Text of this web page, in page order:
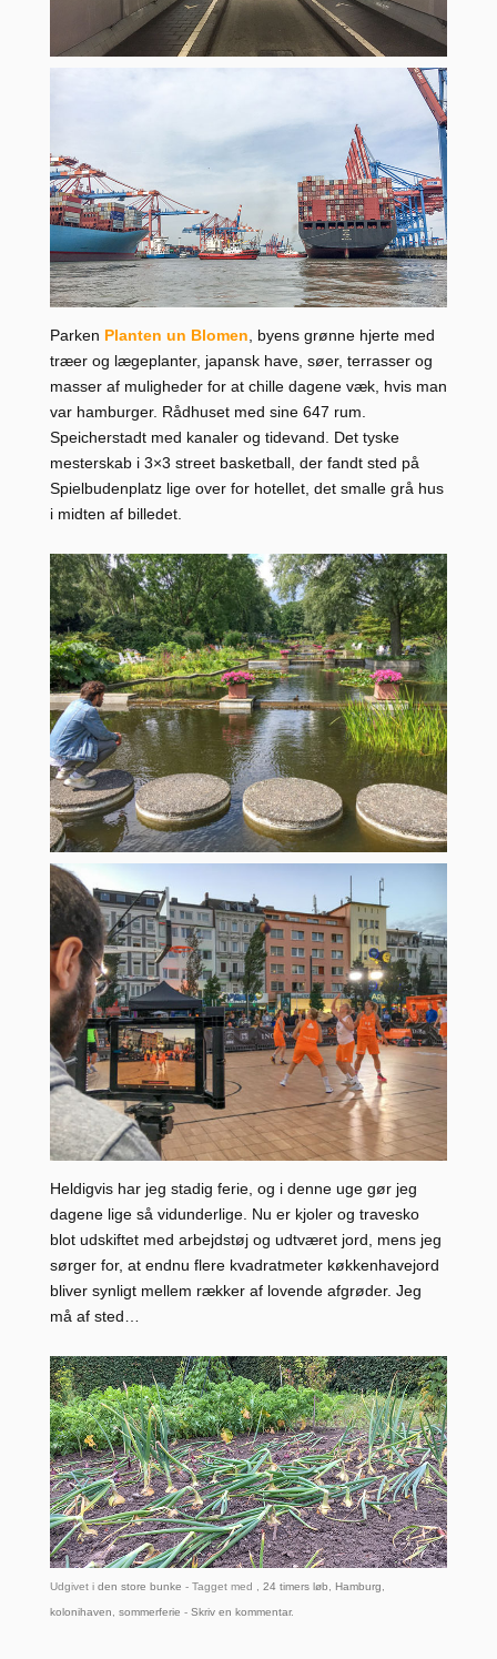
Parken Planten un Blomen, byens grønne hjerte med
træer og lægeplanter, japansk have, søer, terrasser og
masser af muligheder for at chille dagene væk, hvis man
var hamburger. Rådhuset med sine 647 rum.
Speicherstadt med kanaler og tidevand. Det tyske
mesterskab i 3×3 street basketball, der fandt sted på
Spielbudenplatz lige over for hotellet, det smalle grå hus
i midten af billedet.
Heldigvis har jeg stadig ferie, og i denne uge gør jeg
dagene lige så vidunderlige. Nu er kjoler og travesko
blot udskiftet med arbejdstøj og udtværet jord, mens jeg
sørger for, at endnu flere kvadratmeter køkkenhavejord
bliver synligt mellem rækker af lovende afgrøder. Jeg
må af sted…
Udgivet i den store bunke - Tagget med , 24 timers løb Hamburg
kolonihaven sommerferie - Skriv en kommentar.